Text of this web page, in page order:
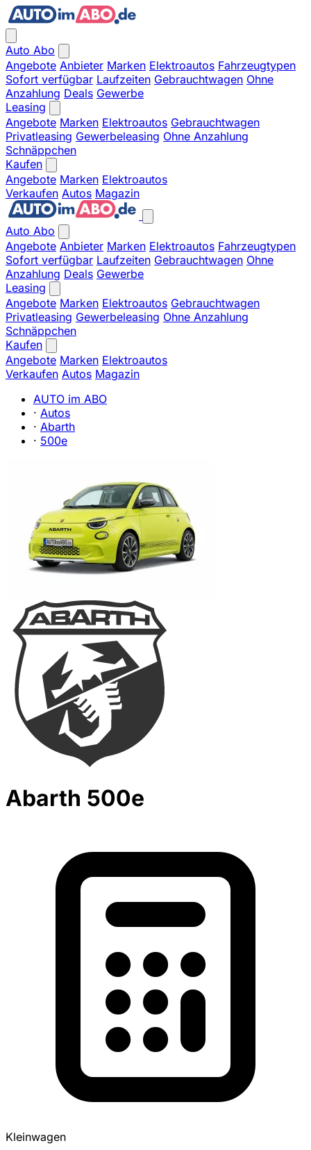
Auto Abo
Angebote Anbieter Marken Elektroautos Fahrzeugtypen
Sofort verfügbar Laufzeiten Gebrauchtwagen Ohne
Anzahlung Deals Gewerbe
Leasing
Angebote Marken Elektroautos Gebrauchtwagen
Privatleasing Gewerbeleasing Ohne Anzahlung
Schnäppchen
Kaufen
Angebote Marken Elektroautos
Verkaufen Autos Magazin
Auto Abo
Angebote Anbieter Marken Elektroautos Fahrzeugtypen
Sofort verfügbar Laufzeiten Gebrauchtwagen Ohne
Anzahlung Deals Gewerbe
Leasing
Angebote Marken Elektroautos Gebrauchtwagen
Privatleasing Gewerbeleasing Ohne Anzahlung
Schnäppchen
Kaufen
Angebote Marken Elektroautos
Verkaufen Autos Magazin
AUTO im ABO
· Autos
· Abarth
· 500e
Abarth 500e
Kleinwagen